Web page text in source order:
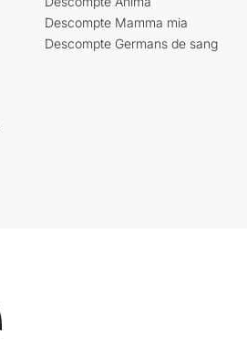
Descompte Mamma mia
Descompte Germans de sang